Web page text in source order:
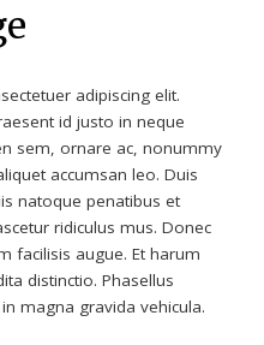
adipiscing elit.
id justo in neque
sem, ornare ac, nonummy
accumsan leo. Duis
natoque penatibus et
ridiculus mus. Donec
facilisis augue. Et harum
distinctio. Phasellus
magna gravida vehicula.